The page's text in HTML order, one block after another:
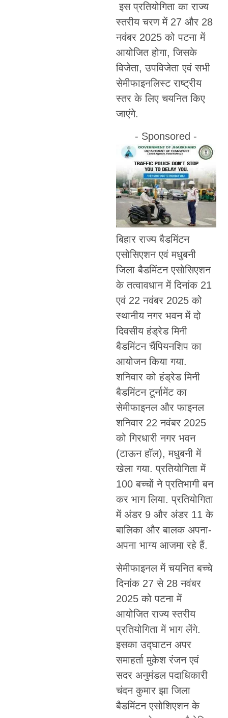
इस प्रतियोगिता का राज्य
स्तरीय चरण में 27 और 28
नवंबर 2025 को पटना में
आयोजित होगा, जिसके
विजेता, उपविजेता एवं सभी
सेमीफाइनलिस्ट राष्ट्रीय
स्तर के लिए चयनित किए
जाएंगे.
- Sponsored -
बिहार राज्य बैडमिंटन
एसोसिएशन एवं मधुबनी
जिला बैडमिंटन एसोसिएशन
के तत्वावधान में दिनांक 21
एवं 22 नवंबर 2025 को
स्थानीय नगर भवन में दो
दिवसीय हंड्रेड मिनी
बैडमिंटन चैंपियनशिप का
आयोजन किया गया.
शनिवार को हंड्रेड मिनी
बैडमिंटन टूर्नामेंट का
सेमीफाइनल और फाइनल
शनिवार 22 नवंबर 2025
को गिरधारी नगर भवन
(टाऊन हॉल), मधुबनी में
खेला गया. प्रतियोगिता में
100 बच्चों ने प्रतिभागी बन
कर भाग लिया. प्रतियोगिता
में अंडर 9 और अंडर 11 के
बालिका और बालक अपना-
अपना भाग्य आजमा रहे हैं.
सेमीफाइनल में चयनित बच्चे
दिनांक 27 से 28 नवंबर
2025 को पटना में
आयोजित राज्य स्तरीय
प्रतियोगिता में भाग लेंगे.
इसका उद्घाटन अपर
समाहर्ता मुकेश रंजन एवं
सदर अनुमंडल पदाधिकारी
चंदन कुमार झा जिला
बैडमिंटन एसोशिएशन के